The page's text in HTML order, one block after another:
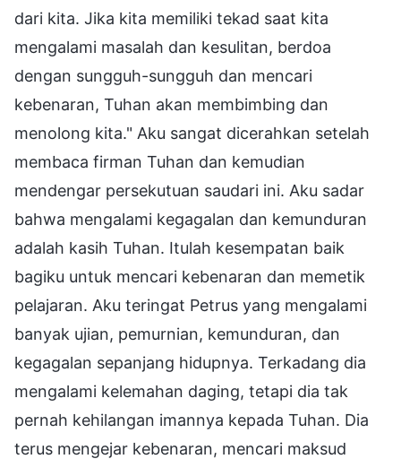
dari kita. Jika kita memiliki tekad saat kita
mengalami masalah dan kesulitan, berdoa
dengan sungguh-sungguh dan mencari
kebenaran, Tuhan akan membimbing dan
menolong kita." Aku sangat dicerahkan setelah
membaca firman Tuhan dan kemudian
mendengar persekutuan saudari ini. Aku sadar
bahwa mengalami kegagalan dan kemunduran
adalah kasih Tuhan. Itulah kesempatan baik
bagiku untuk mencari kebenaran dan memetik
pelajaran. Aku teringat Petrus yang mengalami
banyak ujian, pemurnian, kemunduran, dan
kegagalan sepanjang hidupnya. Terkadang dia
mengalami kelemahan daging, tetapi dia tak
pernah kehilangan imannya kepada Tuhan. Dia
terus mengejar kebenaran, mencari maksud